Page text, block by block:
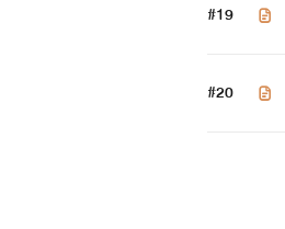
#19
#20